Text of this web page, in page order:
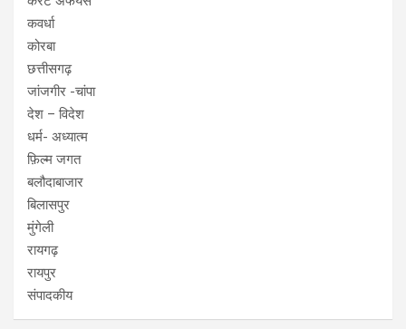
कवर्धा
कोरबा
छत्तीसगढ़
जांजगीर -चांपा
देश – विदेश
धर्म- अध्यात्म
फ़िल्म जगत
बलौदाबाजार
बिलासपुर
मुंगेली
रायगढ़
रायपुर
संपादकीय